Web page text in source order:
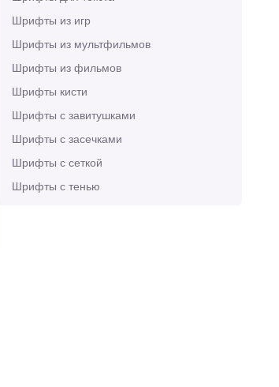
Шрифты из игр
Шрифты из мультфильмов
Шрифты из фильмов
Шрифты кисти
Шрифты с завитушками
Шрифты с засечками
Шрифты с сеткой
Шрифты с тенью